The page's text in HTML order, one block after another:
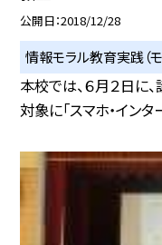
公開日 2018/12/28
情報モラル教育実践（
本校では、６月２日に
対象に「スマホ・インタ